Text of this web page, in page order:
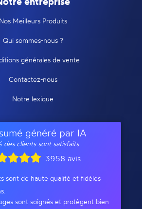
Nos Meilleurs Produits
Qui sommes-nous ?
générales de vente
Contactez-nous
Notre lexique
généré par IA
des clients sont satisfaits
3958 avis
sont de haute qualité et fidèles
sont soignés et protègent bien